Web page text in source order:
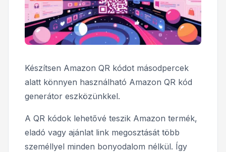
Készítsen Amazon QR kódot másodpercek
alatt könnyen használható Amazon QR kód
generátor eszközünkkel.
A QR kódok lehetővé teszik Amazon termék,
eladó vagy ajánlat link megosztását több
személlyel minden bonyodalom nélkül. Így